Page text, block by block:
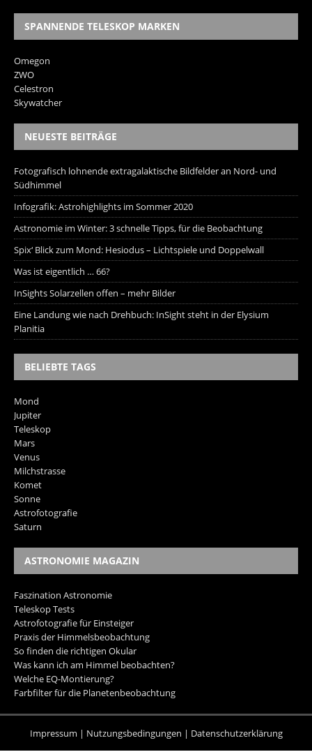
SPANNENDE TELESKOP MARKEN
Omegon
ZWO
Celestron
Skywatcher
NEUESTE BEITRÄGE
Fotografisch lohnende extragalaktische Bildfelder an Nord- und
Südhimmel
Infografik: Astrohighlights im Sommer 2020
Astronomie im Winter: 3 schnelle Tipps, für die Beobachtung
Spix‘ Blick zum Mond: Hesiodus – Lichtspiele und Doppelwall
Was ist eigentlich … 66?
InSights Solarzellen offen – mehr Bilder
Eine Landung wie nach Drehbuch: InSight steht in der Elysium
Planitia
BELIEBTE TAGS
Mond
Jupiter
Teleskop
Mars
Venus
Milchstrasse
Komet
Sonne
Astrofotografie
Saturn
ASTRONOMIE MAGAZIN
Faszination Astronomie
Teleskop Tests
Astrofotografie für Einsteiger
Praxis der Himmelsbeobachtung
So finden die richtigen Okular
Was kann ich am Himmel beobachten?
Welche EQ-Montierung?
Farbfilter für die Planetenbeobachtung
Impressum | Nutzungsbedingungen | Datenschutzerklärung